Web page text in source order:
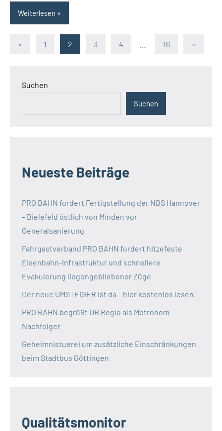
Weiterlesen
Seitennummerierung
Beiträge
« Vorherige
1 2 3 4 16
Nächste
»
Suchen
Suchen
Neueste Beiträge
PRO BAHN fordert Fertigstellung der NBS Hannover
– Bielefeld östlich von Minden vor
Generalsanierung
Fahrgastverband PRO BAHN fordert hitzefeste
Eisenbahn-Infrastruktur und schnellere
Evakuierung liegengebliebener Züge
Der neue UMSTEIGER ist da – hier kostenlos lesen!
PRO BAHN begrüßt DB Regio als Metronom-
Nachfolger
Geheimnistuerei um zusätzliche Einschränkungen
beim Stadtbus Göttingen
Qualitätsmonitor